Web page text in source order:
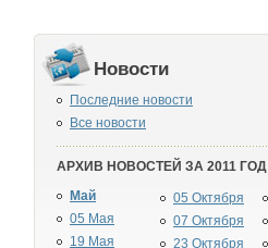
Новости
Последние новости
Все новости
АРХИВ НОВОСТЕЙ ЗА 2011 ГОД
Май
05 Мая
19 Мая
05 Октября
07 Октября
23 Октября